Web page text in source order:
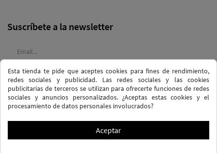
Suscríbete a la newsletter
Acepto las condiciones generales y lapolítica de confidencialidad
POLÍTICA DE PRIVACIDAD Y PROTECCIÓN DE DATOS
Esta tienda te pide que aceptes cookies para fines de rendimiento,
redes sociales y publicidad. Las redes sociales y las cookies
publicitarias de terceros se utilizan para ofrecerte funciones de redes
sociales y anuncios personalizados. ¿Aceptas estas cookies y el
procesamiento de datos personales involucrados?
Aceptar